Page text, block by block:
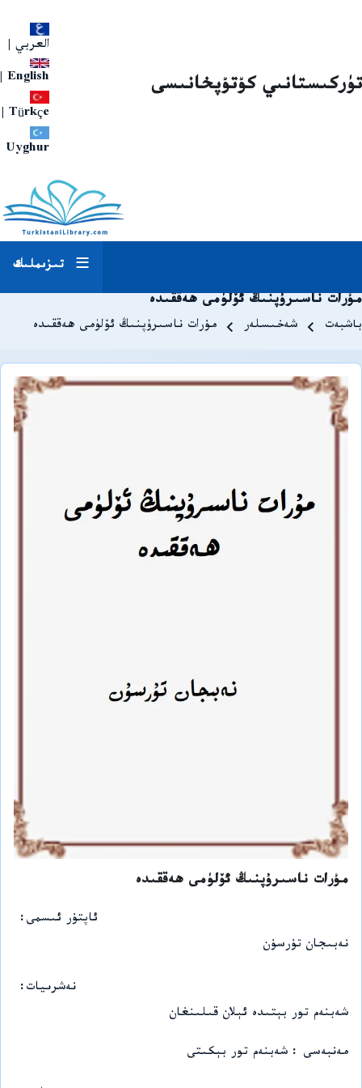
العربي |
English
|
Türkçe
|
Uyghur
تۈركىستانىي كۇتۇپخانىسى
تىزىملىك
مۇرات ناسىرۇپنىڭ ئۆلۈمى ھەققىدە
Breadcrumb
باشبەت شەخىسلەر مۇرات ناسىرۇپنىڭ ئۆلۈمى ھەققىدە
مۇرات ناسىرۇپنىڭ ئۆلۈمى ھەققىدە
ئاپتۇر ئىسمى
نەبىجان تۇرسۇن
نەشرىيات
شەبنەم تور بېتىدە ئېلان قىلىنغان
مەنبەسى : شەبنەم تور بېكىتى